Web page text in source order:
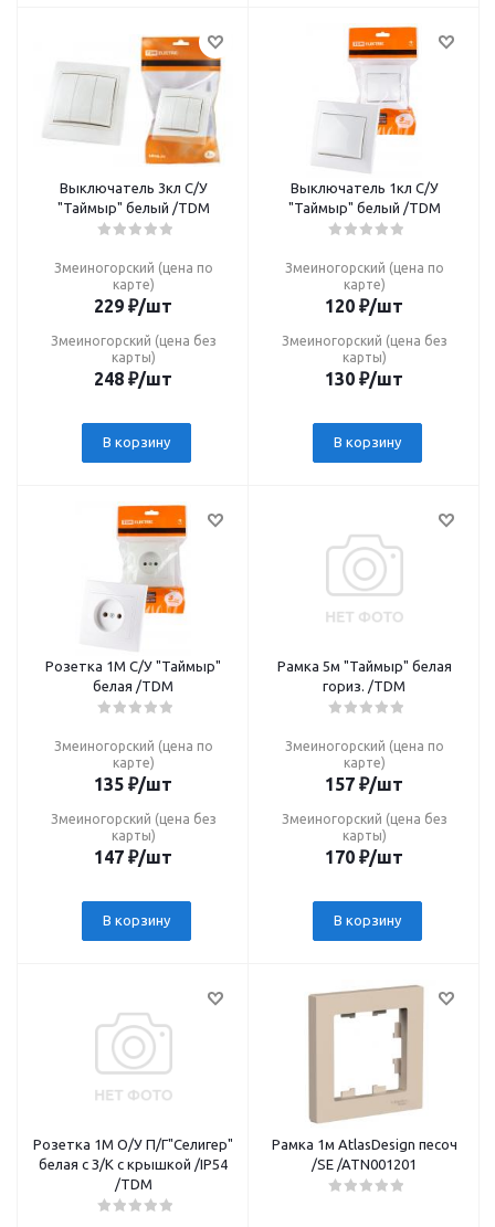
Выключатель 3кл С/У
"Таймыр" белый /TDM
Змеиногорский (цена по
карте)
229 ₽/шт
Змеиногорский (цена без
карты)
248 ₽/шт
В корзину
Выключатель 1кл С/У
"Таймыр" белый /TDM
Змеиногорский (цена по
карте)
120 ₽/шт
Змеиногорский (цена без
карты)
130 ₽/шт
В корзину
Розетка 1М С/У "Таймыр"
белая /TDM
Змеиногорский (цена по
карте)
135 ₽/шт
Змеиногорский (цена без
карты)
147 ₽/шт
В корзину
Рамка 5м "Таймыр" белая
гориз. /TDM
Змеиногорский (цена по
карте)
157 ₽/шт
Змеиногорский (цена без
карты)
170 ₽/шт
В корзину
Розетка 1М О/У П/Г"Селигер"
белая c З/К с крышкой /IP54
/TDM
Рамка 1м AtlasDesign песоч
/SE /ATN001201